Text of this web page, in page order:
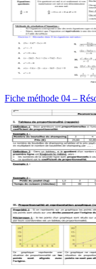
Fiche méthode 04 –